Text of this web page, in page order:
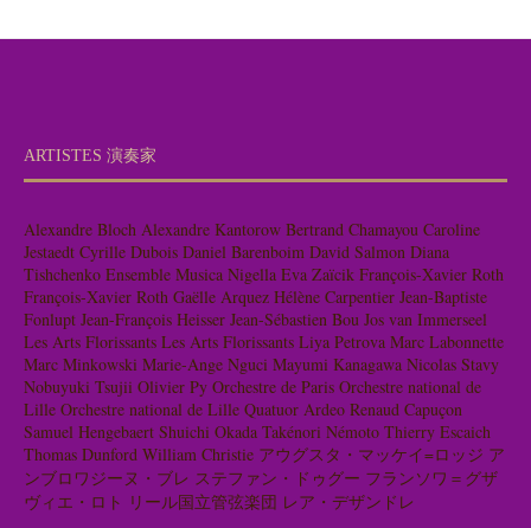
ARTISTES 演奏家
Alexandre Bloch Alexandre Kantorow Bertrand Chamayou Caroline
Jestaedt Cyrille Dubois Daniel Barenboim David Salmon Diana
Tishchenko Ensemble Musica Nigella Eva Zaïcik François-Xavier Roth
François-Xavier Roth Gaëlle Arquez Hélène Carpentier Jean-Baptiste
Fonlupt Jean-François Heisser Jean-Sébastien Bou Jos van Immerseel
Les Arts Florissants Les Arts Florissants Liya Petrova Marc Labonnette
Marc Minkowski Marie-Ange Nguci Mayumi Kanagawa Nicolas Stavy
Nobuyuki Tsujii Olivier Py Orchestre de Paris Orchestre national de
Lille Orchestre national de Lille Quatuor Ardeo Renaud Capuçon
Samuel Hengebaert Shuichi Okada Takénori Némoto Thierry Escaich
Thomas Dunford William Christie アウグスタ・マッケイ=ロッジ ア
ンブロワジーヌ・ブレ ステファン・ドゥグー フランソワ＝グザ
ヴィエ・ロト リール国立管弦楽団 レア・デザンドレ